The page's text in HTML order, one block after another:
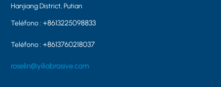
Hanjiang District, Putian
Teléfono :+8613225098833
Teléfono :+8613760218037
roselin@yiliabrasive.com